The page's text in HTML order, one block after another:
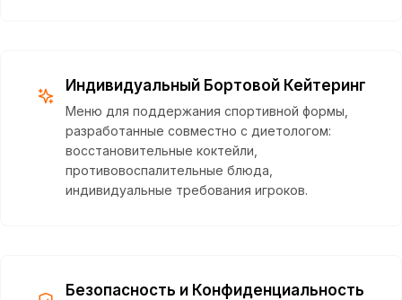
Индивидуальный Бортовой Кейтеринг
Меню для поддержания спортивной формы,
разработанные совместно с диетологом:
восстановительные коктейли,
противовоспалительные блюда,
индивидуальные требования игроков.
Безопасность и Конфиденциальность